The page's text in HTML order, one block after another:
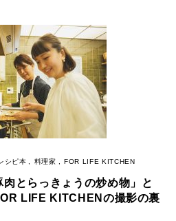
シピ本 料理家 FOR LIFE KITCHEN
とらっきょうの炒め物」と
LIFE KITCHENの撮影の裏